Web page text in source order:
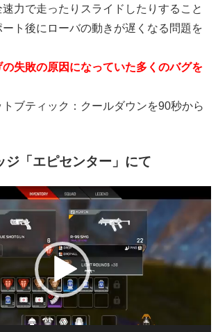
力で走ったりスライドしたりすること
ト後にローバの動きが遅くなる問題を
失敗の原因になっていた多くのバグを
ブティック：クールダウンを90秒から
ジ「エピセンター」にて